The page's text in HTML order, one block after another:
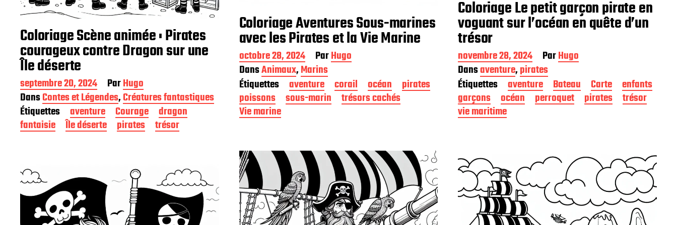
Coloriage Le petit garçon pirate en
voguant sur l’océan en quête d’un
trésor
D
a
t
e
d
e
p
i
c
a
t
i
novembre 28, 2024 ParHugo
Dansaventure,pirates
Étiquettes
aventure Bateau Carte
enfants
garçons
océan perroquet pirates
trésor
vie maritime
Coloriage Aventures Sous-marines
avec les Pirates et la Vie Marine
D
a
t
e
d
e
p
l
i
c
a
t
i
o
n
octobre 28, 2024 ParHugo
DansAnimaux,Marins
Étiquettes
aventure corail océan
pirates
poissons
sous-marin
trésors cachés
Vie marine
Coloriage Scène animée : Pirates
courageux contre Dragon sur une
Île déserte
D
a
t
e
d
e
l
i
c
septembre 20, 2024 ParHugo
DansContes et Légendes,Créatures fantastiques
Étiquettes
aventure Courage
dragon
fantaisie
Île déserte pirates trésor